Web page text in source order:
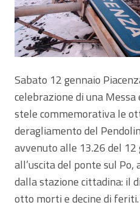
Sabato 12 gennaio
celebrazione di una
stele commemorativa le
deragliamento del
avvenuto alle 13.26 del
all’uscita del ponte sul
dalla stazione cittadina: il
otto morti e decine di feriti.